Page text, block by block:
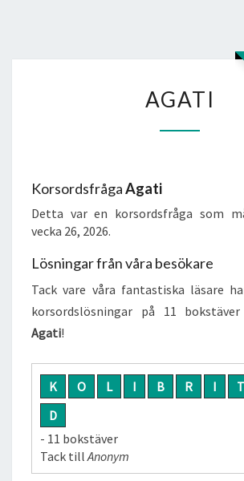
AGATI
KorsordsfrågaAgati
Detta var en korsordsfråga som
vecka 26, 2026.
Lösningar från våra besökare
Tack vare våra fantastiska läsare
korsordslösningar på 11
Agati!
K O L I B R I T
D
- 11 bokstäver
Tack tillAnonym